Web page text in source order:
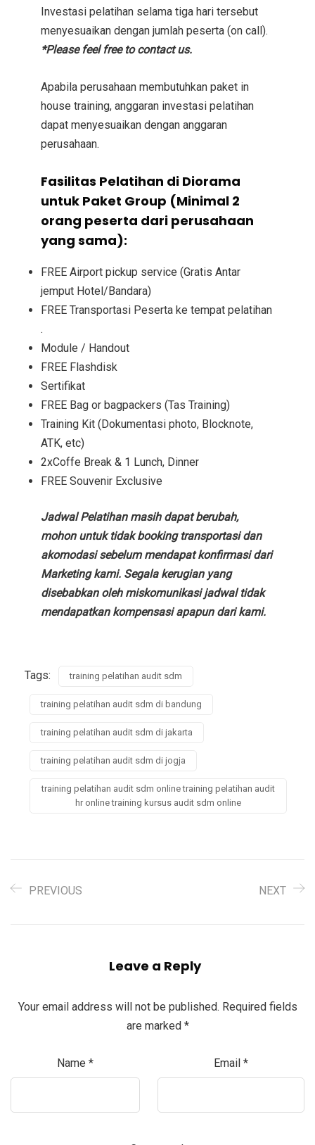
Investasi pelatihan selama tiga hari tersebut
menyesuaikan dengan jumlah peserta (on call).
*Please feel free to contact us.
Apabila perusahaan membutuhkan paket in
house training, anggaran investasi pelatihan
dapat menyesuaikan dengan anggaran
perusahaan.
Fasilitas Pelatihan di Diorama
untuk Paket Group (Minimal 2
orang peserta dari perusahaan
yang sama):
FREE Airport pickup service (Gratis Antar
jemput Hotel/Bandara)
FREE Transportasi Peserta ke tempat pelatihan
.
Module / Handout
FREE Flashdisk
Sertifikat
FREE Bag or bagpackers (Tas Training)
Training Kit (Dokumentasi photo, Blocknote,
ATK, etc)
2xCoffe Break & 1 Lunch, Dinner
FREE Souvenir Exclusive
Jadwal Pelatihan masih dapat berubah,
mohon untuk tidak booking transportasi dan
akomodasi sebelum mendapat konfirmasi dari
Marketing kami. Segala kerugian yang
disebabkan oleh miskomunikasi jadwal tidak
mendapatkan kompensasi apapun dari kami.
Tags: training pelatihan audit sdm
training pelatihan audit sdm di bandung
training pelatihan audit sdm di jakarta
training pelatihan audit sdm di jogja
training pelatihan audit sdm online training pelatihan audit
hr online training kursus audit sdm online
PREVIOUS NEXT
Leave a Reply
Your email address will not be published. Required fields
are marked *
Name * Email *